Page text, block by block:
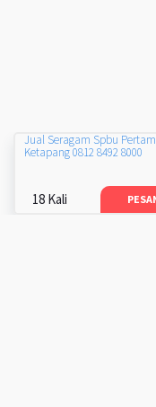
Jual Seragam Spbu
Ketapang 0812 8492 8000
18 Kali